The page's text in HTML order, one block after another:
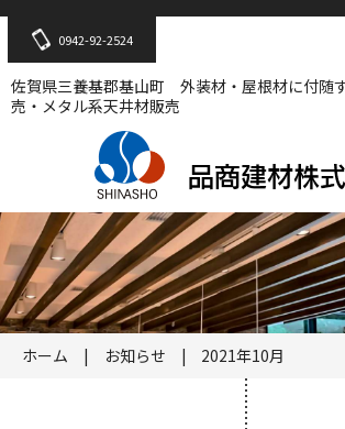
0942-92-2524
佐賀県三養基郡基山町 外装材・屋根材に付随
売・メタル系天井材販売
ホーム お知らせ 2021年10月